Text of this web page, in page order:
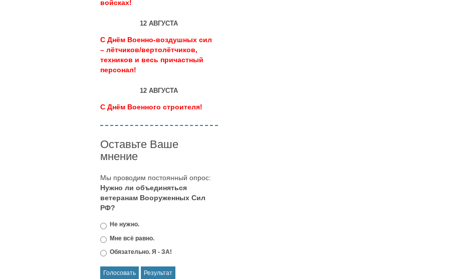
войсках!
12 АВГУСТА
С Днём Военно-воздушных сил
– лётчиков/вертолётчиков,
техников и весь причастный
персонал!
12 АВГУСТА
С Днём Военного строителя!
Оставьте Ваше
мнение
Мы проводим постоянный опрос:
Нужно ли объединяться
ветеранам Вооруженных Сил
РФ?
Не нужно.
Мне всё равно.
Обязательно. Я - ЗА!